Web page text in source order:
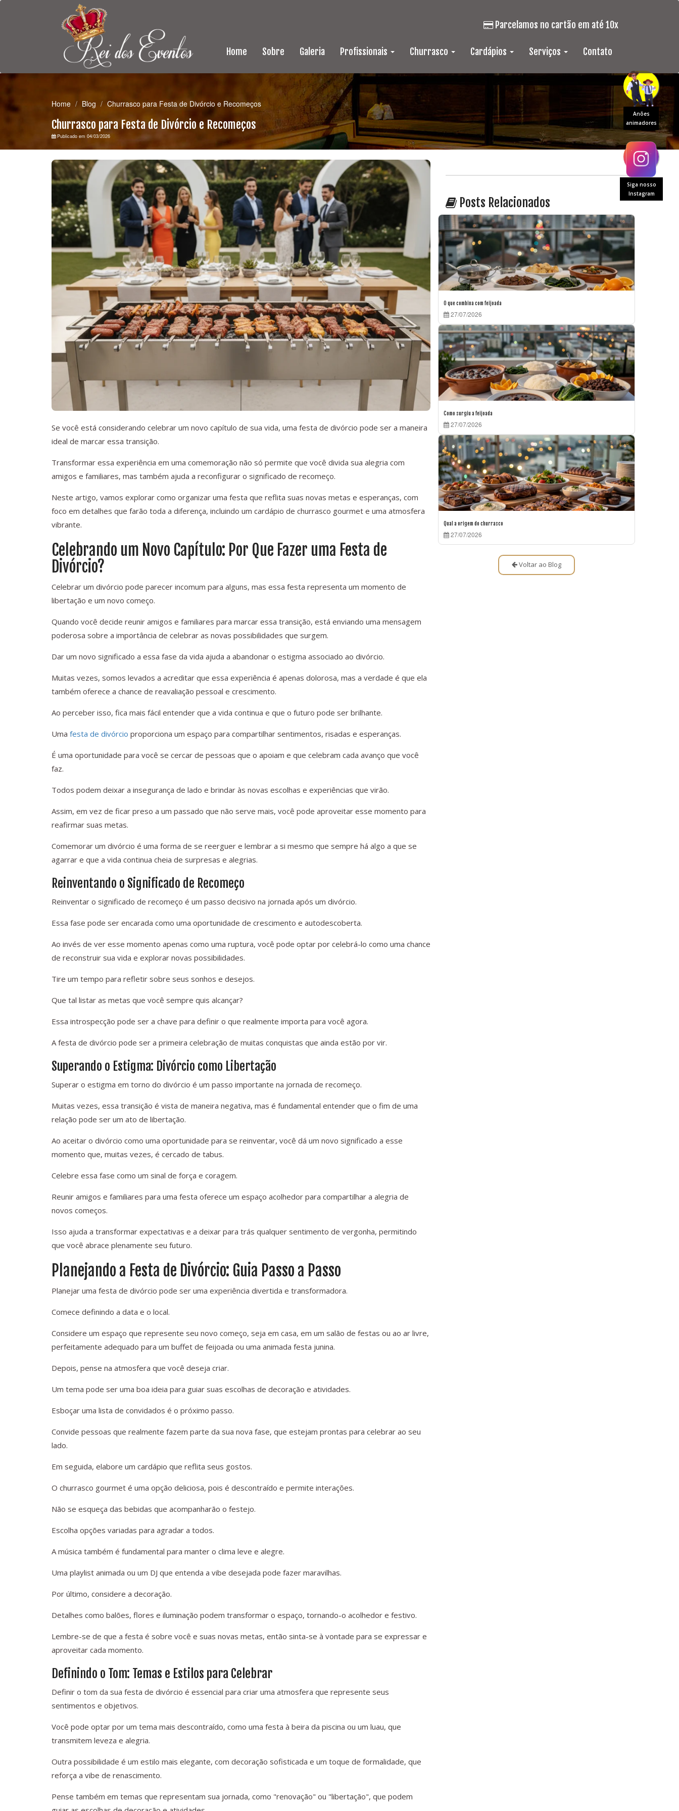
Anões
animadores
Siga nosso
Instagram
Home Sobre Galeria Profissionais Churrasco Cardápios Serviços Contato
Parcelamos no cartão em até 10x
Home Blog Churrasco para Festa de Divórcio e Recomeços
Churrasco para Festa de Divórcio e Recomeços
Publicado em 04/03/2026
Se você está considerando celebrar um novo capítulo de sua vida, uma festa de divórcio pode ser a maneira
ideal de marcar essa transição.
Transformar essa experiência em uma comemoração não só permite que você divida sua alegria com
amigos e familiares, mas também ajuda a reconfigurar o significado de recomeço.
Neste artigo, vamos explorar como organizar uma festa que reflita suas novas metas e esperanças, com
foco em detalhes que farão toda a diferença, incluindo um cardápio de churrasco gourmet e uma atmosfera
vibrante.
Celebrando um Novo Capítulo: Por Que Fazer uma Festa de
Divórcio?
Celebrar um divórcio pode parecer incomum para alguns, mas essa festa representa um momento de
libertação e um novo começo.
Quando você decide reunir amigos e familiares para marcar essa transição, está enviando uma mensagem
poderosa sobre a importância de celebrar as novas possibilidades que surgem.
Dar um novo significado a essa fase da vida ajuda a abandonar o estigma associado ao divórcio.
Muitas vezes, somos levados a acreditar que essa experiência é apenas dolorosa, mas a verdade é que ela
também oferece a chance de reavaliação pessoal e crescimento.
Ao perceber isso, fica mais fácil entender que a vida continua e que o futuro pode ser brilhante.
Uma festa de divórcio proporciona um espaço para compartilhar sentimentos, risadas e esperanças.
É uma oportunidade para você se cercar de pessoas que o apoiam e que celebram cada avanço que você
faz.
Todos podem deixar a insegurança de lado e brindar às novas escolhas e experiências que virão.
Assim, em vez de ficar preso a um passado que não serve mais, você pode aproveitar esse momento para
reafirmar suas metas.
Comemorar um divórcio é uma forma de se reerguer e lembrar a si mesmo que sempre há algo a que se
agarrar e que a vida continua cheia de surpresas e alegrias.
Reinventando o Significado de Recomeço
Reinventar o significado de recomeço é um passo decisivo na jornada após um divórcio.
Essa fase pode ser encarada como uma oportunidade de crescimento e autodescoberta.
Ao invés de ver esse momento apenas como uma ruptura, você pode optar por celebrá-lo como uma chance
de reconstruir sua vida e explorar novas possibilidades.
Tire um tempo para refletir sobre seus sonhos e desejos.
Que tal listar as metas que você sempre quis alcançar?
Essa introspecção pode ser a chave para definir o que realmente importa para você agora.
A festa de divórcio pode ser a primeira celebração de muitas conquistas que ainda estão por vir.
Superando o Estigma: Divórcio como Libertação
Superar o estigma em torno do divórcio é um passo importante na jornada de recomeço.
Muitas vezes, essa transição é vista de maneira negativa, mas é fundamental entender que o fim de uma
relação pode ser um ato de libertação.
Ao aceitar o divórcio como uma oportunidade para se reinventar, você dá um novo significado a esse
momento que, muitas vezes, é cercado de tabus.
Celebre essa fase como um sinal de força e coragem.
Reunir amigos e familiares para uma festa oferece um espaço acolhedor para compartilhar a alegria de
novos começos.
Isso ajuda a transformar expectativas e a deixar para trás qualquer sentimento de vergonha, permitindo
que você abrace plenamente seu futuro.
Planejando a Festa de Divórcio: Guia Passo a Passo
Planejar uma festa de divórcio pode ser uma experiência divertida e transformadora.
Comece definindo a data e o local.
Considere um espaço que represente seu novo começo, seja em casa, em um salão de festas ou ao ar livre,
perfeitamente adequado para um buffet de feijoada ou uma animada festa junina.
Depois, pense na atmosfera que você deseja criar.
Um tema pode ser uma boa ideia para guiar suas escolhas de decoração e atividades.
Esboçar uma lista de convidados é o próximo passo.
Convide pessoas que realmente fazem parte da sua nova fase, que estejam prontas para celebrar ao seu
lado.
Em seguida, elabore um cardápio que reflita seus gostos.
O churrasco gourmet é uma opção deliciosa, pois é descontraído e permite interações.
Não se esqueça das bebidas que acompanharão o festejo.
Escolha opções variadas para agradar a todos.
A música também é fundamental para manter o clima leve e alegre.
Uma playlist animada ou um DJ que entenda a vibe desejada pode fazer maravilhas.
Por último, considere a decoração.
Detalhes como balões, flores e iluminação podem transformar o espaço, tornando-o acolhedor e festivo.
Lembre-se de que a festa é sobre você e suas novas metas, então sinta-se à vontade para se expressar e
aproveitar cada momento.
Definindo o Tom: Temas e Estilos para Celebrar
Definir o tom da sua festa de divórcio é essencial para criar uma atmosfera que represente seus
sentimentos e objetivos.
Você pode optar por um tema mais descontraído, como uma festa à beira da piscina ou um luau, que
transmitem leveza e alegria.
Outra possibilidade é um estilo mais elegante, com decoração sofisticada e um toque de formalidade, que
reforça a vibe de renascimento.
Pense também em temas que representam sua jornada, como "renovação" ou "libertação", que podem
Posts Relacionados
O que combina com feijoada
27/07/2026
Como surgiu a feijoada
27/07/2026
Qual a origem do churrasco
27/07/2026
Voltar ao Blog